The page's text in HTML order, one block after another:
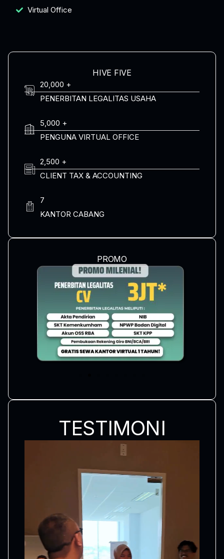
Virtual Office
HIVE FIVE
20,000 +
PENERBITAN LEGALITAS USAHA
5,000 +
PENGUNA VIRTUAL OFFICE
2,500 +
CLIENT TAX & ACCOUNTING
7
KANTOR CABANG
PROMO
TESTIMONI